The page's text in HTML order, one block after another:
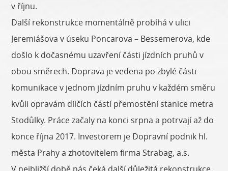
v říjnu.
Další rekonstrukce momentálně probíhá v ulici
Jeremiášova v úseku Poncarova – Bessemerova, kde
došlo k dočasnému uzavření části jízdních pruhů v
obou směrech. Doprava je vedena po zbylé části
komunikace v jednom jízdním pruhu v každém směru
kvůli opravám dílčích částí přemostění stanice metra
Stodůlky. Práce začaly na konci srpna a potrvají až do
konce října 2017. Investorem je Dopravní podnik hl.
města Prahy a zhotovitelem firma Strabag, a.s.